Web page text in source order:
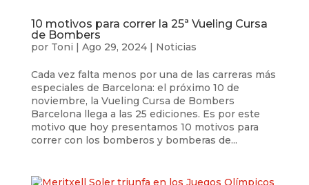
10 motivos para correr la 25ª Vueling Cursa
de Bombers
por Toni | Ago 29, 2024| Noticias
Cada vez falta menos por una de las carreras más
especiales de Barcelona: el próximo 10 de
noviembre, la Vueling Cursa de Bombers
Barcelona llega a las 25 ediciones. Es por este
motivo que hoy presentamos 10 motivos para
correr con los bomberos y bomberas de...